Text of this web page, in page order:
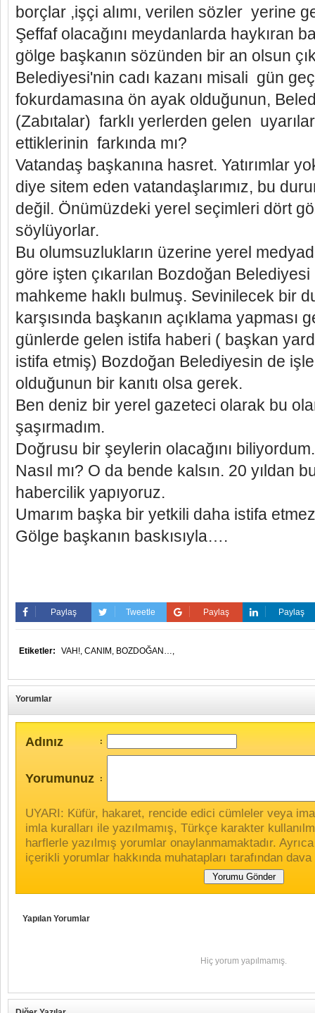
borçlar ,işçi alımı, verilen sözler yerine
Şeffaf olacağını meydanlarda haykıran
gölge başkanın sözünden bir an olsun
Belediyesi'nin cadı kazanı misali gün
fokurdamasına ön ayak olduğunun,
(Zabıtalar) farklı yerlerden gelen
ettiklerinin farkında mı?
Vatandaş başkanına hasret. Yatırımlar
diye sitem eden vatandaşlarımız, bu
değil. Önümüzdeki yerel seçimleri dört
söylüyorlar.
Bu olumsuzlukların üzerine yerel
göre işten çıkarılan Bozdoğan
mahkeme haklı bulmuş. Sevinilecek bir
karşısında başkanın açıklama yapması
günlerde gelen istifa haberi ( başkan
istifa etmiş) Bozdoğan Belediyesin de
olduğunun bir kanıtı olsa gerek.
Ben deniz bir yerel gazeteci olarak bu
şaşırmadım.
Doğrusu bir şeylerin olacağını biliyordum.
Nasıl mı? O da bende kalsın. 20 yıldan
habercilik yapıyoruz.
Umarım başka bir yetkili daha istifa
Gölge başkanın baskısıyla….
Paylaş Tweetle Paylaş Paylaş
Etiketler: VAH!, CANIM, BOZDOĞAN…,
Yorumlar
Adınız :
Yorumunuz :
UYARI: Küfür, hakaret, rencide edici cümleler veya
imla kuralları ile yazılmamış, Türkçe karakter
harflerle yazılmış yorumlar onaylanmamaktadır.
içerikli yorumlar hakkında muhatapları tarafından
Yapılan Yorumlar
Hiç yorum yapılmamış.